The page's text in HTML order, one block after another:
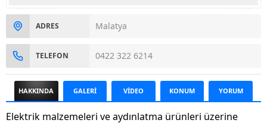
ADRES Malatya
TELEFON 0422 322 6214
HAKKINDA GALERİ VİDEO KONUM YORUM
Elektrik malzemeleri ve aydınlatma ürünleri üzerine